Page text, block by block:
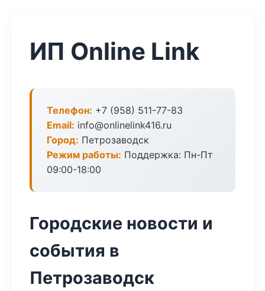
ИП Online Link
Телефон: +7 (958) 511-77-83
Email: info@onlinelink416.ru
Город: Петрозаводск
Режим работы: Поддержка: Пн-Пт
09:00-18:00
Городские новости и
события в
Петрозаводск